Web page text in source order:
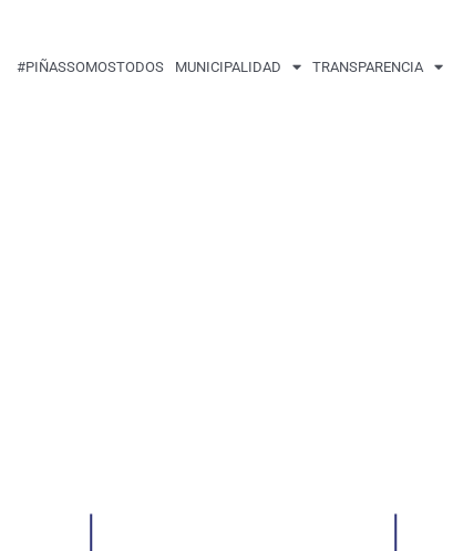
#PIÑASSOMOSTODOS MUNICIPALIDAD TRANSPARENCIA